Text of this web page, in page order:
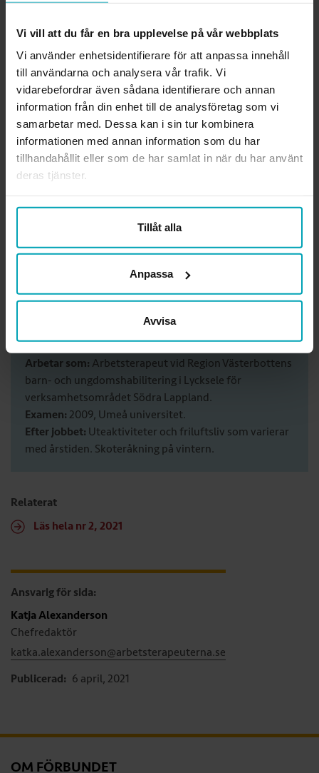
Vi vill att du får en bra upplevelse på vår webbplats
Vi använder enhetsidentifierare för att anpassa innehåll
till användarna och analysera vår trafik. Vi
vidarebefordrar även sådana identifierare och annan
information från din enhet till de analysföretag som vi
samarbetar med. Dessa kan i sin tur kombinera
informationen med annan information som du har
tillhandahållit eller som de har samlat in när du har använt
deras tjänster.
Tillåt alla
Anpassa
Avvisa
– Det var kul att pröva någonting nytt – för det var det
verkligen att skriva manus och prata in det och göra filmer
med bra vinklar, ljus och ljud. Vi har fått en hel del stöd av
resurser inom regionen som Hjälpmedel Västerbotten. Det
har också byggt på ett bra kollegialt samarbete i en grupp
med mig, Monica Hällgren, Malin Frohm, Annica Algotsson
och Marta Tegelström.
Vad kan du säga om ditt jobb?
– Jag trivs verkligen bra med den målgrupp jag jobbar med
hitta ett jobb i Lycksele som passar mig är en förmån. Jag är
uppväxt här och pendlade till och med under studietiden i
Umeå – 13 mil enkel resa.
Sanna Kärrman
Familj:Make och två barn.
Arbetar som: Arbetsterapeut vid Region Väster­bottens
barn- och ungdomshabilitering i Lyck­sele för
verksamhetsområdet Södra Lappland.
Examen: 2009, Umeå ­universitet.
Efter jobbet: Uteaktiviteter och friluftsliv som ­varierar
med års­tiden. Skoter­åkning på vintern.
Relaterat
Läs hela nr 2, 2021
Ansvarig för sida:
Katja Alexanderson
Chefredaktör
katka.alexanderson@arbetsterapeuterna.se
Publicerad: 6 april, 2021
OM FÖRBUNDET